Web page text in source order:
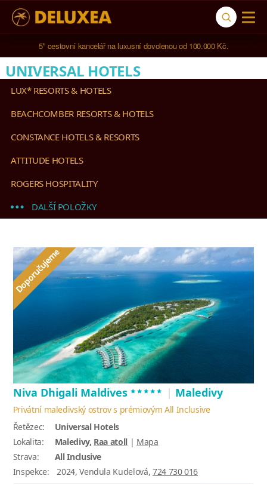
5* cestovní kancelář na luxusní dovolenou od 100.000 Kč.
UNIVERSAL HOTELS
LUX* RESORTS & HOTELS
BEACHCOMBER RESORTS & HOTELS
CONSTANCE HOTELS & RESORTS
ATTITUDE HOTELS
ROGERS HOSPITALITY
DALŠÍ POLOŽKY
Niva Dhigali Maldives ***** | Maledivy
Privátní maledivský ostrov s prémiovým All Inclusive
Řetězec:
Universal Hotels
Lokalita:
Maledivy, Raa atoll | Mapa
Strava:
All Inclusive
Inspekce:
2024, Vendula Kudelová, 724 730 016